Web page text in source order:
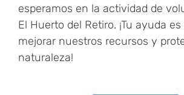
esperamos en la actividad de
El Huerto del Retiro. ¡Tu ayuda
mejorar nuestros recursos y
naturaleza!